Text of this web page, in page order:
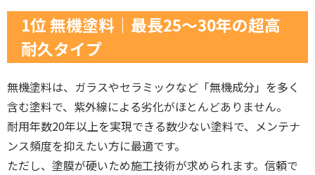
1位 無機塗料｜最長25〜30年の超高
耐久タイプ
無機塗料は、ガラスやセラミックなど「無機成分」を多く
含む塗料で、紫外線による劣化がほとんどありません。
耐用年数20年以上を実現できる数少ない塗料で、メンテナ
ンス頻度を抑えたい方に最適です。
ただし、塗膜が硬いため施工技術が求められます。信頼で